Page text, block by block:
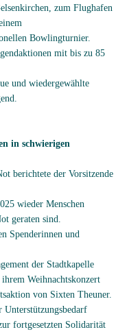
zum Flughafen
Bowlingturnier.
mit bis zu 85
und wiedergewählte
in schwierigen
berichtete der Vorsitzende
wieder Menschen
geraten sind.
Spenderinnen und
der Stadtkapelle
Weihnachtskonzert
von Sixten Theuner.
Unterstützungsbedarf
fortgesetzten Solidarität